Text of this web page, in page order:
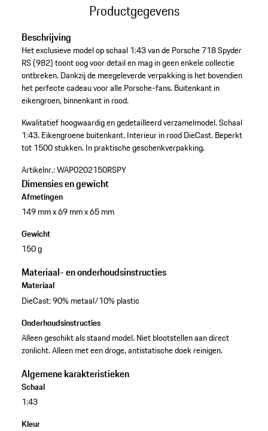
Productgegevens
Beschrijving
Het exclusieve model op schaal 1:43 van de Porsche 718 Spyder
RS (982) toont oog voor detail en mag in geen enkele collectie
ontbreken. Dankzij de meegeleverde verpakking is het bovendien
het perfecte cadeau voor alle Porsche-fans. Buitenkant in
eikengroen, binnenkant in rood.
Kwalitatief hoogwaardig en gedetailleerd verzamelmodel.Schaal
1:43.Eikengroene buitenkant.Interieur in roodDieCast.Beperkt
tot 1500 stukken.In praktische geschenkverpakking.
Artikelnr.:WAP0202150RSPY
Dimensies en gewicht
Afmetingen
149 mm x 69 mm x 65 mm
Gewicht
150 g
Materiaal- en onderhoudsinstructies
Materiaal
DieCast: 90% metaal/10% plastic
Onderhoudsinstructies
Alleen geschikt als staand model. Niet blootstellen aan direct
zonlicht. Alleen met een droge, antistatische doek reinigen.
Algemene karakteristieken
Schaal
1:43
Kleur